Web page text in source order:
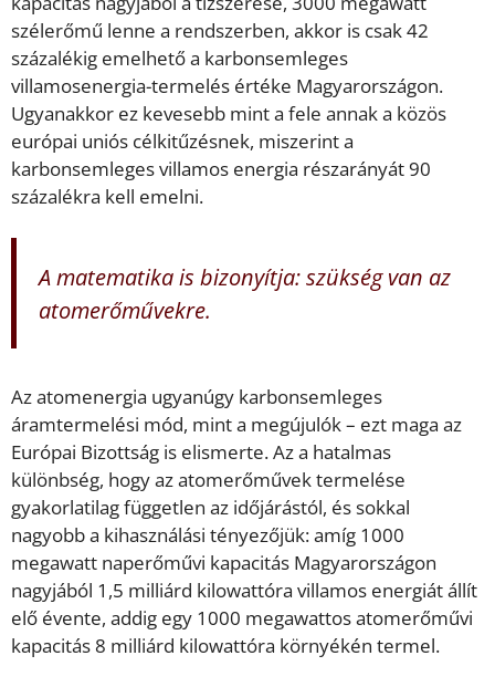
szélerőmű lenne a rendszerben, akkor is csak 42
százalékig emelhető a karbonsemleges
villamosenergia-termelés értéke Magyarországon.
Ugyanakkor ez kevesebb mint a fele annak a közös
európai uniós célkitűzésnek, miszerint a
karbonsemleges villamos energia részarányát 90
százalékra kell emelni.
A matematika is bizonyítja: szükség van az
atomerőművekre.
Az atomenergia ugyanúgy karbonsemleges
áramtermelési mód, mint a megújulók – ezt maga az
Európai Bizottság is elismerte. Az a hatalmas
különbség, hogy az atomerőművek termelése
gyakorlatilag független az időjárástól, és sokkal
nagyobb a kihasználási tényezőjük: amíg 1000
megawatt naperőművi kapacitás Magyarországon
nagyjából 1,5 milliárd kilowattóra villamos energiát állít
elő évente, addig egy 1000 megawattos atomerőművi
kapacitás 8 milliárd kilowattóra környékén termel.